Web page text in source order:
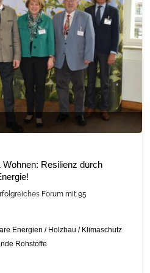
Resilienz durch
Forum mit 95
Energien / Holzbau / Klimaschutz
Rohstoffe